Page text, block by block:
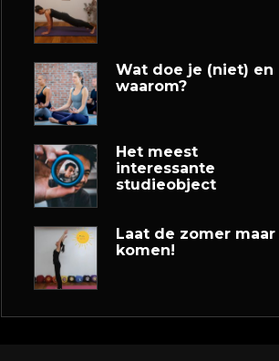
Wat doe je (niet) en
waarom?
Het meest
interessante
studieobject
Laat de zomer maar
komen!